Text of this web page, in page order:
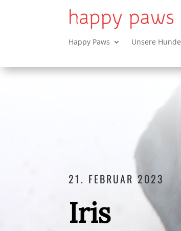
Happy Paws Unsere Hunde
21. FEBRUAR 2023
Iris